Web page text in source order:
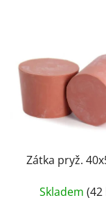
Zátka pryž.
Skladem (42